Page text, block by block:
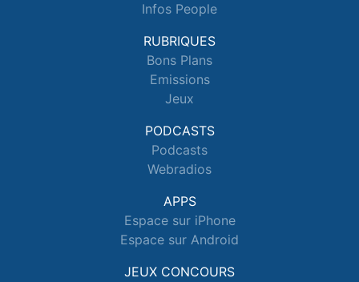
Infos People
RUBRIQUES
Bons Plans
Emissions
Jeux
PODCASTS
Podcasts
Webradios
APPS
Espace sur iPhone
Espace sur Android
JEUX CONCOURS